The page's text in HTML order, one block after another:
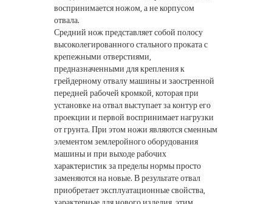
воспринимается ножом, а не корпусом
отвала.
Средний нож представляет собой полосу
высоколегированного стального проката с
крепежными отверстиями,
предназначенными для крепления к
грейдерному отвалу машины и заостренной
передней рабочей кромкой, которая при
установке на отвал выступает за контур его
проекции и первой воспринимает нагрузки
от грунта. При этом ножи являются сменным
элементом землеройного оборудования
машины и при выходе рабочих
характеристик за пределы нормы просто
заменяются на новые. В результате отвал
приобретает эксплуатационные свойства,